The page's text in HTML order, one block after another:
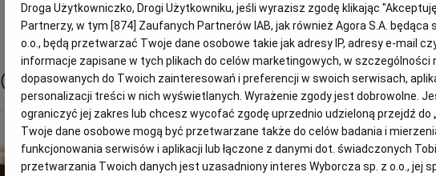
BUTTER
CHICKEN
Anna Gaik
Droga Użytkowniczko, Drogi Użytkowniku, jeśli wyrazisz zgodę klikając
Partnerzy, w tym [874] Zaufanych Partnerów IAB, jak również Agora S.A. będąca
o.o., będą przetwarzać Twoje dane osobowe takie jak adresy IP, adresy e-mail
informacje zapisane w tych plikach do celów marketingowych, w szczególności
dopasowanych do Twoich zainteresowań i preferencji w swoich serwisach,
personalizacji treści w nich wyświetlanych. Wyrażenie zgody jest dobrowolne.
ograniczyć jej zakres lub chcesz wycofać zgodę uprzednio udzieloną przejdź do
Twoje dane osobowe mogą być przetwarzane także do celów badania i
funkcjonowania serwisów i aplikacji lub łączone z danymi dot. świadczonych
przetwarzania Twoich danych jest uzasadniony interes Wyborcza sp. z o.o., jej